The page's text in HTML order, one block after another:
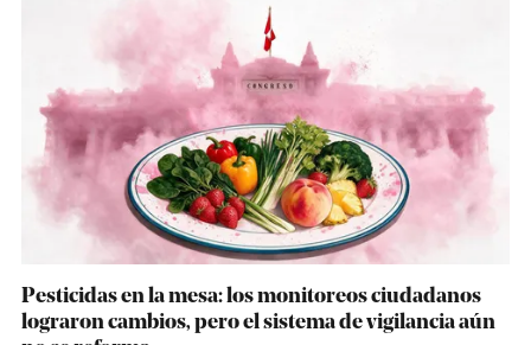
Pesticidas en la mesa: los monitoreos ciudadanos
lograron cambios, pero el sistema de vigilancia aún